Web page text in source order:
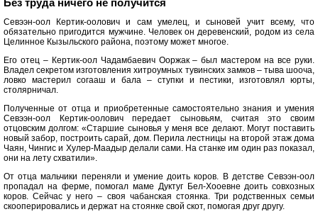
Без труда ничего не получится
Севээн-оол Кертик-оолович и сам умелец, и сыновей учит всему, что
обязательно пригодится мужчине. Человек он деревенский, родом из села
Целинное Кызыльского района, поэтому может многое.
Его отец – Кертик-оол Чадамбаевич Ооржак – был мастером на все руки.
Владел секретом изготовления хитроумных тувинских замков – тыва шооча,
ловко мастерил согааш и бала – ступки и пестики, изготовлял юрты,
столярничал.
Полученные от отца и приобретенные самостоятельно знания и умения
Севээн-оол Кертик-оолович передает сыновьям, считая это своим
отцовским долгом: «Старшие сыновья у меня все делают. Могут поставить
новый забор, построить сарай, дом. Перила лестницы на второй этаж дома
Чаян, Чингис и Хулер-Маадыр делали сами. На станке им один раз показал,
они на лету схватили».
От отца мальчики переняли и умение доить коров. В детстве Севээн-оол
пропадал на ферме, помогал маме Дуктуг Бел-Хооевне доить совхозных
коров. Сейчас у него – своя чабанская стоянка. Три родственных семьи
скооперировались и держат на стоянке свой скот, помогая друг другу.